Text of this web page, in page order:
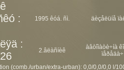
:
1995 êóá. ñì. äèçåëüíå
:
2.âëàñíèê
àâòîìàòè÷íà
ïåðåäà÷
(comb./urban/extra-urban): 0,0/0,0/0,0 l/